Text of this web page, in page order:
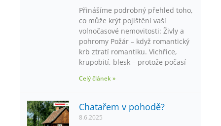
Přinášíme podrobný přehled toho,
co může krýt pojištění vaší
volnočasové nemovitosti: Živly a
pohromy Požár – když romantický
krb ztratí romantiku. Vichřice,
krupobití, blesk – protože počasí
Celý článek »
Chatařem v pohodě?
8.6.2025